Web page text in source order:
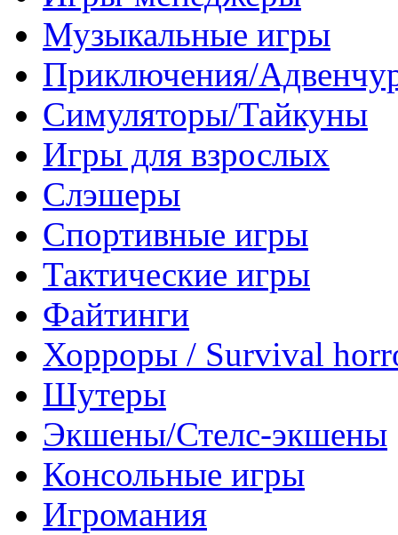
Музыкальные игры
Приключения/
Симуляторы/Тайкуны
Игры для взрослых
Слэшеры
Спортивные игры
Тактические игры
Файтинги
Хорроры / Survival
Шутеры
Экшены/Стелс-экшены
Консольные игры
Игромания